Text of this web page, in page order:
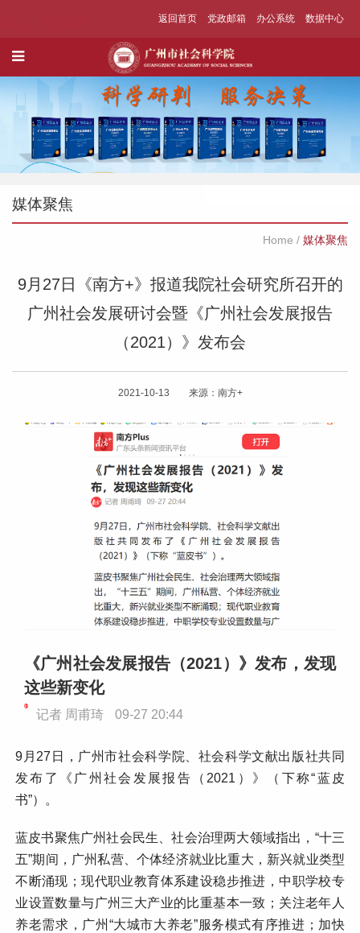
返回首页 党政邮箱 办公系统 数据中心
媒体聚焦
Home / 媒体聚焦
9月27日《南方+》报道我院社会研究所召开的
广州社会发展研讨会暨《广州社会发展报告
（2021）》发布会
2021-10-13 来源：南方+
《广州社会发展报告（2021）》发布，发现
这些新变化
记者 周甫琦 09-27 20:44
9月27日，广州市社会科学院、社会科学文献出版社共同
发布了《广州社会发展报告（2021）》（下称“蓝皮
书”）。
蓝皮书聚焦广州社会民生、社会治理两大领域指出，“十三
五”期间，广州私营、个体经济就业比重大，新兴就业类型
不断涌现；现代职业教育体系建设稳步推进，中职学校专
业设置数量与广州三大产业的比重基本一致；关注老年人
养老需求，广州“大城市大养老”服务模式有序推进；加快